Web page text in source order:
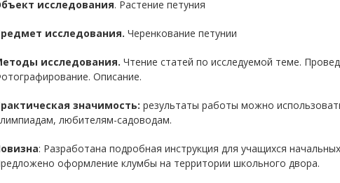
исследования. Растение петуния
исследования. Черенкование петунии
исследования. Чтение статей по исследуемой теме.
Описание.
значимость: результаты работы можно
любителям-садоводам.
: Разработана подробная инструкция для учащихся
оформление клумбы на территории школьного двора.